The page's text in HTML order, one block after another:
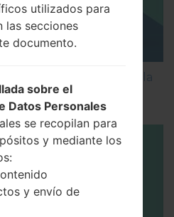
de Desarrollador y la
USB en LG?
utilizados para
las secciones
documento.
sobre el
Datos Personales
se recopilan para
y mediante los
y envío de